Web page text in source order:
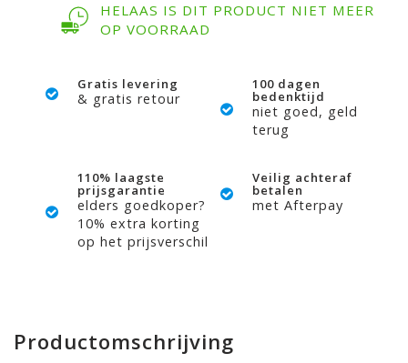
HELAAS IS DIT PRODUCT NIET MEER
OP VOORRAAD
Gratis levering
& gratis retour
100 dagen
bedenktijd
niet goed, geld
terug
110% laagste
prijsgarantie
elders goedkoper?
10% extra korting
op het prijsverschil
Veilig achteraf
betalen
met Afterpay
Productomschrijving